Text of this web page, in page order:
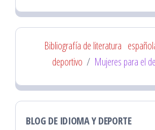
Bibliografía de literatura
deportivo / Mujeres para el
BLOG DE IDIOMA Y DEPORTE